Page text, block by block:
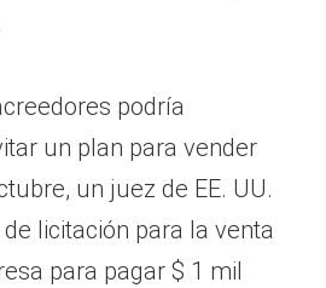
podría
un plan para vender
un juez de EE. UU.
licitación para la venta
para pagar $ 1 mil